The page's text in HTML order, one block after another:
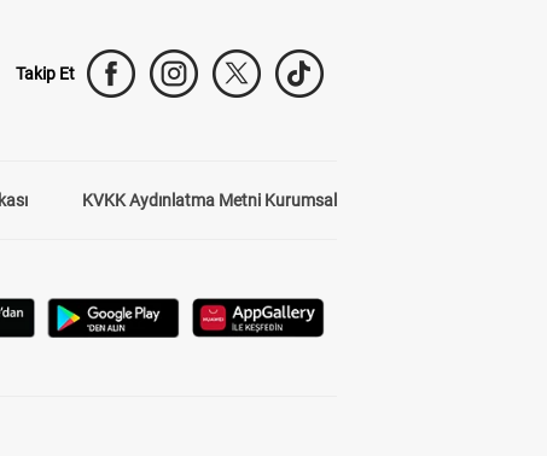
Takip Et
KVKK Aydınlatma Metni Kurumsal